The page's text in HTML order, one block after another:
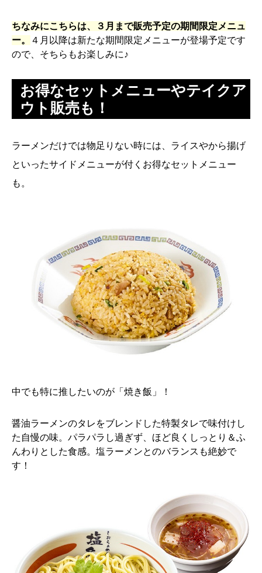
ちなみにこちらは、３月まで販売予定の期間限定メニュ
ー。
４月以降は新たな期間限定メニューが登場予定です
ので、そちらもお楽しみに♪
お得なセットメニューやテイクア
ウト販売も！
ラーメンだけでは物足りない時には、ライスやから揚げ
といったサイドメニューが付くお得なセットメニュー
も。
中でも特に推したいのが「焼き飯」！
醤油ラーメンのタレをブレンドした特製タレで味付けし
た自慢の味。パラパラし過ぎず、ほど良くしっとり＆ふ
んわりとした食感。塩ラーメンとのバランスも絶妙で
す！